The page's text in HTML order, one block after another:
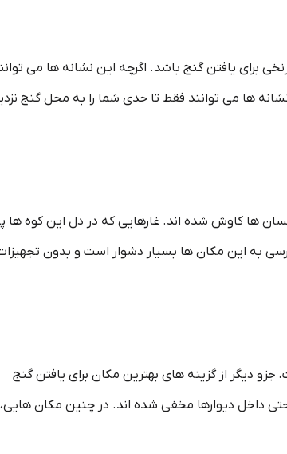
یافتن گنج باشد. اگرچه این نشانه ها می
ها می توانند فقط تا حدی شما را به محل گنج
ها کاوش شده اند. غارهایی که در دل این کوه ها
به این مکان ها بسیار دشوار است و بدون
دیگر از گزینه های بهترین مکان برای یافتن گنج
حتی داخل دیوارها مخفی شده اند. در چنین مکان